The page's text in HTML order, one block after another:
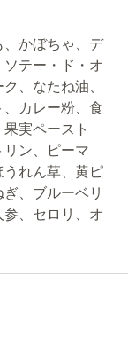
、かぼちゃ、デ
テー・ド・オ
、なたね油、
カレー粉、食
実ペースト
リン、ピーマ
うれん草、黄ピ
、ブルーベリ
、セロリ、オ